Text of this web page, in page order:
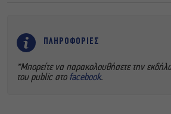
ΠΛΗΡΟΦΟΡΙΕΣ
*Μπορείτε να παρακολουθήσετε την
του public στο facebook.